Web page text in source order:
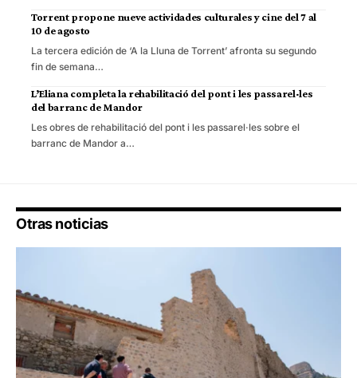
Torrent propone nueve actividades culturales y cine del 7 al
10 de agosto
La tercera edición de ‘A la Lluna de Torrent’ afronta su segundo
fin de semana…
L’Eliana completa la rehabilitació del pont i les passarel·les
del barranc de Mandor
Les obres de rehabilitació del pont i les passarel·les sobre el
barranc de Mandor a…
Otras noticias